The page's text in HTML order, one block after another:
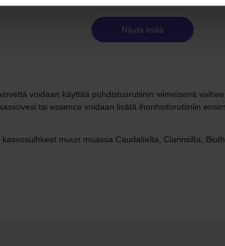
Näytä lisää
voidaan käyttää puhdistusrutiinin viimeisenä
tai essence voidaan lisätä ihonhoitorutiiniin
muun muassa Caudalíelta, Clarinsilta,